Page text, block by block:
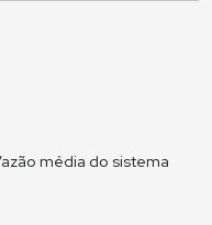
média do sistema